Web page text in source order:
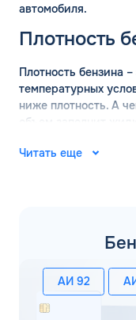
автомобиля.
Плотность
Плотность бензина
температурных
ниже плотность. А
объем заполнит
обязательно
АИ-95 – 750 кг/
АИ-98 – 780 кг/
Читать еще
АИ 92